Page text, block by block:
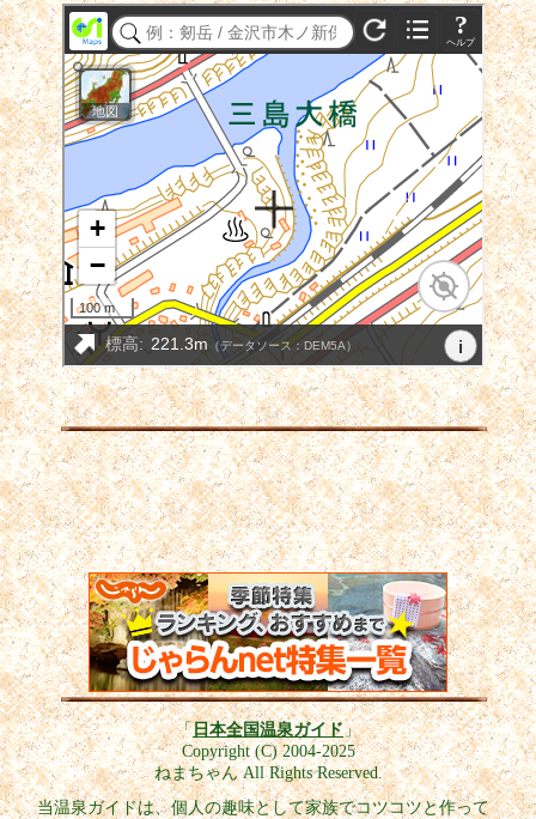
「日本全国温泉ガイド」
Copyright (C) 2004-2025
ねまちゃん All Rights Reserved.
当温泉ガイドは、個人の趣味として家族でコツコツと作って